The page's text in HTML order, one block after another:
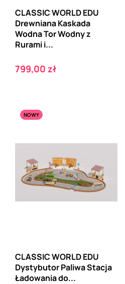
CLASSIC WORLD EDU
Drewniana Kaskada
Wodna Tor Wodny z
Rurami i...
Cena
799,00 zł
NOWY
CLASSIC WORLD EDU
Dystybutor Paliwa Stacja
Ładowania do...